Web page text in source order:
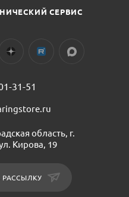
СЕРВИС
31-51
область, г.
Кирова, 19